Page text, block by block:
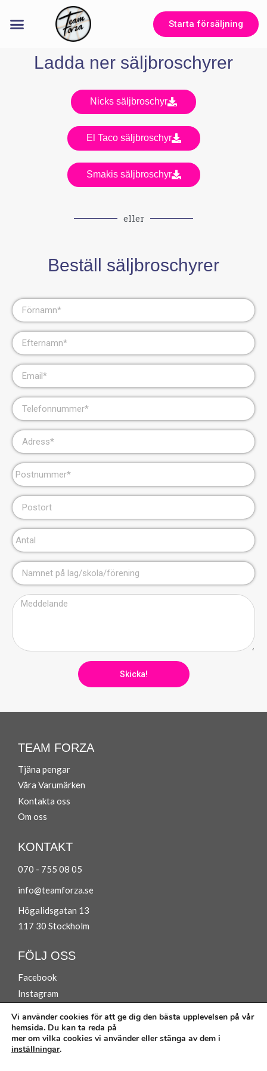
Starta försäljning
Ladda ner säljbroschyrer
Nicks säljbroschyr
El Taco säljbroschyr
Smakis säljbroschyr
eller
Beställ säljbroschyrer
Skicka!
TEAM FORZA
Tjäna pengar
Våra Varumärken
Kontakta oss
Om oss
KONTAKT
070 - 755 08 05
info@teamforza.se
Högalidsgatan 13
117 30 Stockholm
FÖLJ OSS
Facebook
Instagram
Vi använder cookies för att ge dig den bästa upplevelsen på vår
hemsida. Du kan ta reda på
mer om vilka cookies vi använder eller stänga av dem i
inställningar.